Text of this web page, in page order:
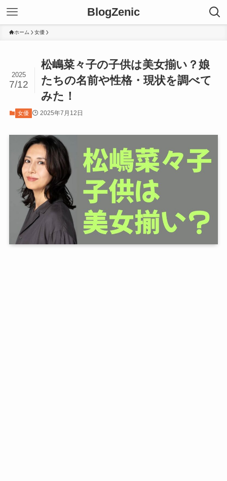
BlogZenic
ホーム 女優
松嶋菜々子の子供は美女揃い？娘
たちの名前や性格・現状を調べて
みた！
2025
7/12
女優 2025年7月12日